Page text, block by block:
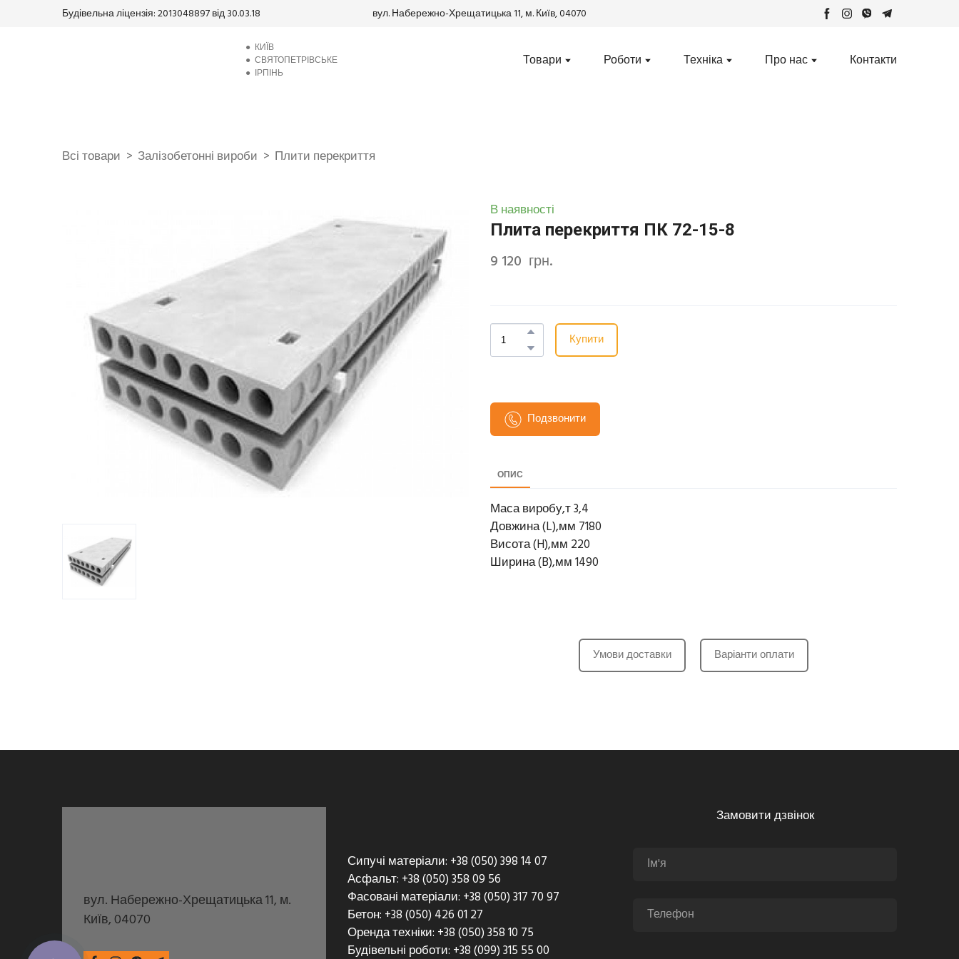
Будівельна ліцензія: 2013048897 від 30.03.18 вул. Набережно-Хрещатицька 11, м. Київ, 04070
● КИЇВ
●СВЯТОПЕТРІВСЬКЕ
● ІРПІНЬ
Товари Роботи Техніка Про нас Контакти
Всі товари Залізобетонні вироби Плити перекриття
В наявності
Плита перекриття ПК 72-15-8
9 120  грн.
Купити
Подзвонити
ОПИС
Маса виробу,т 3,4
Довжина (L),мм 7180
Висота (H),мм 220
Ширина (B),мм 1490
Умови доставки Варіанти оплати
вул. Набережно-Хрещатицька 11, м.
Київ, 04070
Сипучі матеріали: +38 (050) 398 14 07
Асфальт: +38 (050) 358 09 56
Фасовані матеріали: +38 (050) 317 70 97
Бетон: +38 (050) 426 01 27
Оренда техніки: +38 (050) 358 10 75
Будівельні роботи: +38 (099) 315 55 00
Замовити дзвінок